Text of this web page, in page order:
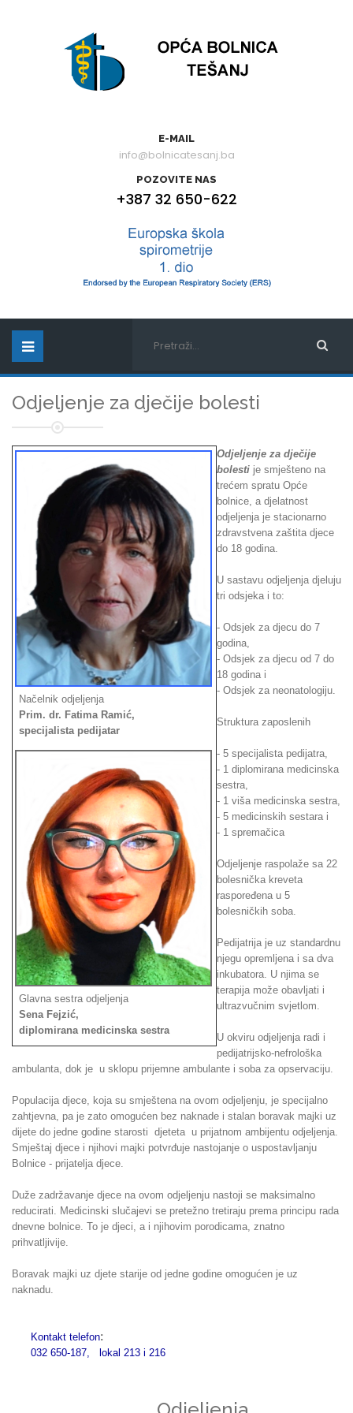
E-MAIL
info@bolnicatesanj.ba
POZOVITE NAS
+387 32 650-622
Odjeljenje za dječije bolesti
Načelnik odjeljenja
Prim. dr. Fatima Ramić,
specijalista pedijatar
Glavna sestra odjeljenja
Sena Fejzić,
diplomirana medicinska sestra
Odjeljenje za dječije
bolesti je smješteno na
trećem spratu Opće
bolnice, a djelatnost
odjeljenja je stacionarno
zdravstvena zaštita djece
do 18 godina.
U sastavu odjeljenja djeluju
tri odsjeka i to:
- Odsjek za djecu do 7
godina,
- Odsjek za djecu od 7 do
18 godina i
- Odsjek za neonatologiju.
Struktura zaposlenih
- 5 specijalista pedijatra,
- 1 diplomirana medicinska
sestra,
- 1 viša medicinska sestra,
- 5 medicinskih sestara i
- 1 spremačica
Odjeljenje raspolaže sa 22
bolesnička kreveta
raspoređena u 5
bolesničkih soba.
Pedijatrija je uz standardnu
njegu opremljena i sa dva
inkubatora. U njima se
terapija može obavljati i
ultrazvučnim svjetlom.
U okviru odjeljenja radi i
pedijatrijsko-nefrološka
ambulanta, dok je u sklopu prijemne ambulante i soba za opservaciju.
Populacija djece, koja su smještena na ovom odjeljenju, je specijalno
zahtjevna, pa je zato omogućen bez naknade i stalan boravak majki uz
dijete do jedne godine starosti djeteta u prijatnom ambijentu odjeljenja.
Smještaj djece i njihovi majki potvrđuje nastojanje o uspostavljanju
Bolnice - prijatelja djece.
Duže zadržavanje djece na ovom odjeljenju nastoji se maksimalno
reducirati. Medicinski slučajevi se pretežno tretiraju prema principu rada
dnevne bolnice. To je djeci, a i njihovim porodicama, znatno
prihvatljivije.
Boravak majki uz djete starije od jedne godine omogućen je uz
naknadu.
Kontakt telefon:
032 650-187, lokal 213 i 216